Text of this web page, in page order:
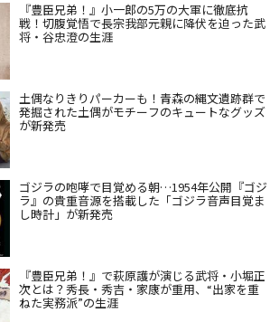
『豊臣兄弟！』小一郎の5万の大軍に徹底抗
戦！切腹覚悟で長宗我部元親に降伏を迫った武
将・谷忠澄の生涯
土偶なりきりパーカーも！青森の縄文遺跡群で
発掘された土偶がモチーフのキュートなグッズ
が新発売
ゴジラの咆哮で目覚める朝…1954年公開『ゴジ
ラ』の貴重音源を搭載した「ゴジラ音声目覚ま
し時計」が新発売
『豊臣兄弟！』で萩原護が演じる武将・小堀正
次とは？秀長・秀吉・家康が重用、“出家を重
ねた実務派”の生涯